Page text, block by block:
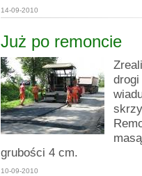
14-09-2010
Już po remoncie
grubości 4 cm.
10-09-2010